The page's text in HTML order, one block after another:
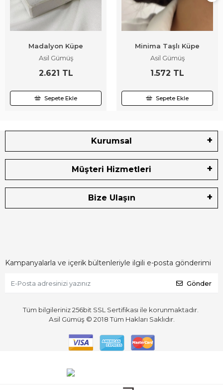
Madalyon Küpe
Asil Gümüş
2.621 TL
Sepete Ekle
Minima Taşlı Küpe
Asil Gümüş
1.572 TL
Sepete Ekle
Kurumsal
Müşteri Hizmetleri
Bize Ulaşın
Kampanyalarla ve içerik bültenleriyle ilgili e-posta gönderimi
Gönder
Tüm bilgileriniz 256bit SSL Sertifikası ile korunmaktadır.
Asil Gümüş © 2018Tüm Hakları Saklıdır.